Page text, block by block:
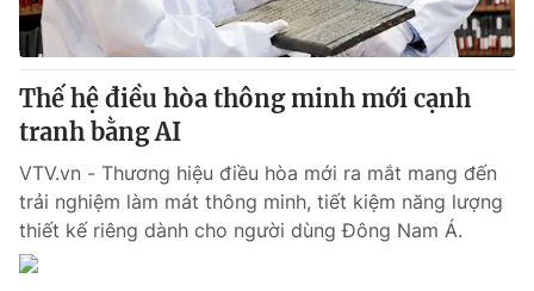
Thế giới đó đây
Câu chuyện quốc tế
Tài chính
Thị trường
Góc doanh nghiệp
Dữ liệu và đời sống
Truyền hình
Phim VTV
Hậu trường
Nhân vật
Giải trí
Điện ảnh
Đời sống
Thế hệ điều hòa thông minh mới cạnh
tranh bằng AI
VTV.vn - Thương hiệu điều hòa mới ra mắt mang đến
trải nghiệm làm mát thông minh, tiết kiệm năng lượng
thiết kế riêng dành cho người dùng Đông Nam Á.